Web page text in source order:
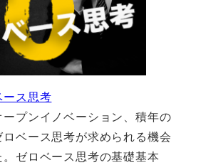
ス思考
プンイノベーション、積年の
ベース思考が求められる機会
ゼロベース思考の基礎基本